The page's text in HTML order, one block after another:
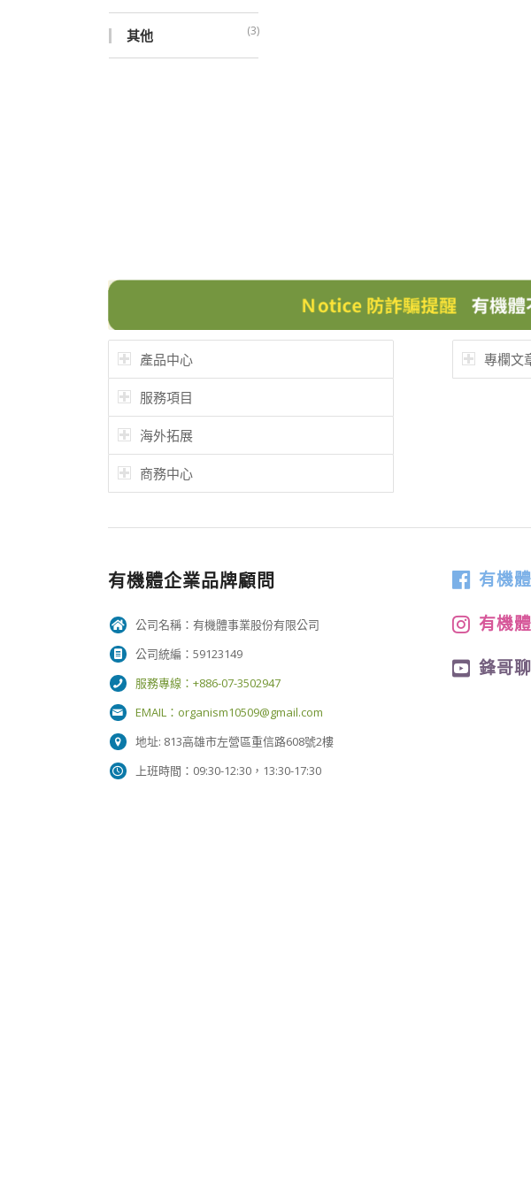
其他 (3)
產品中心
服務項目
海外拓展
商務中心
專欄文
有機體企業品牌顧問
公司名稱：有機體事業股份有限公司
公司統編：59123149
服務專線：+886-07-3502947
EMAIL： organism10509@gmail.com
地址: 813高雄市左營區重信路608號2樓
上班時間：09:30-12:30，13:30-17:30
有機
有機
鋒哥